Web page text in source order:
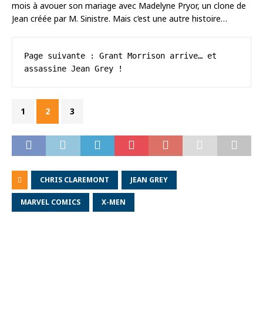
mois à avouer son mariage avec Madelyne Pryor, un clone de
Jean créée par M. Sinistre. Mais c’est une autre histoire…
Page suivante : Grant Morrison arrive… et
assassine Jean Grey !
1 2 3
CHRIS CLAREMONT JEAN GREY
MARVEL COMICS X-MEN